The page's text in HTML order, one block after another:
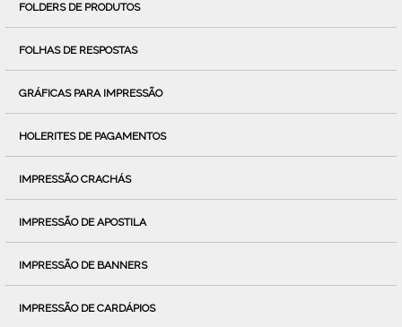
FOLDERS DE PRODUTOS
FOLHAS DE RESPOSTAS
GRÁFICAS PARA IMPRESSÃO
HOLERITES DE PAGAMENTOS
IMPRESSÃO CRACHÁS
IMPRESSÃO DE APOSTILA
IMPRESSÃO DE BANNERS
IMPRESSÃO DE CARDÁPIOS